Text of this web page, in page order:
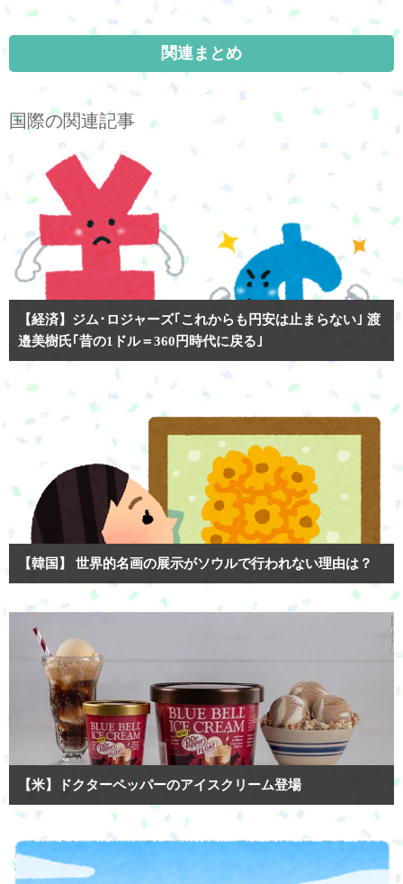
関連まとめ
国際の関連記事
【経済】ジム･ロジャーズ｢これからも円安は止まらない｣ 渡
邉美樹氏｢昔の1ドル＝360円時代に戻る｣
【韓国】 世界的名画の展示がソウルで行われない理由は？
【米】ドクターペッパーのアイスクリーム登場